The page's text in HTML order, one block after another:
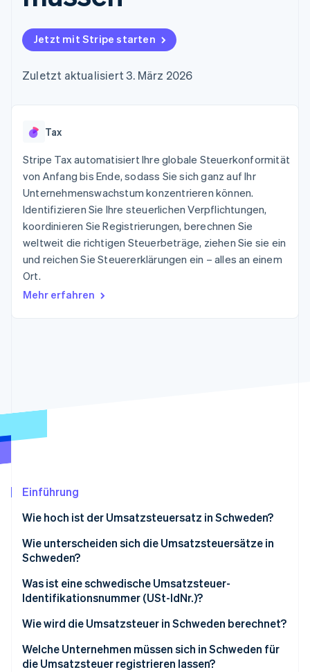
125
Terminal
Zahlungen vor Ort
Boost
Autorisierungsraten
Beschleunigter
Financial
Connections
Verbundene
Finanzdaten
Mehr
Product roadmap
Ausblick
Radar
Jetzt ansehen
Geldmanagement
SaaS
Bewirtung, Reisen und
Freizeit
Versicherungen
Medien und
Unterhaltung
Gemeinnützige
Organisationen
Fachdienstleistungen
Öffentlicher Sektor
Ecosystem
Marktplatz auf
Abonnementverwaltung
nutzungsbasierte
Karten ausgeben: So
Diensten mit Agenten
Ressourcen
App-Integrationen
Code-Beispiele
Entwickler-Blog
Stripe Sessions
Karriere
Stripe Press
kontaktieren
Partner werden
Jetzt mit Stripe starten
Zuletzt aktualisiert 3. März 2026
Tax
Stripe Tax automatisiert Ihre globale Steuerkonformität
von Anfang bis Ende, sodass Sie sich ganz auf Ihr
Unternehmenswachstum konzentrieren können.
Identifizieren Sie Ihre steuerlichen Verpflichtungen,
koordinieren Sie Registrierungen, berechnen Sie
weltweit die richtigen Steuerbeträge, ziehen Sie sie ein
und reichen Sie Steuererklärungen ein – alles an einem
Ort.
Mehr erfahren
Einführung
Wie hoch ist der Umsatzsteuersatz in Schweden?
Wie unterscheiden sich die Umsatzsteuersätze in
Schweden?
12 % ermäßigter Satz
Umsatzsteuerbefreite Lieferungen
Was ist eine schwedische Umsatzsteuer-
Identifikationsnummer (USt-IdNr.)?
Wie wird die Umsatzsteuer in Schweden berechnet?
Welche Unternehmen müssen sich in Schweden für
die Umsatzsteuer registrieren lassen?